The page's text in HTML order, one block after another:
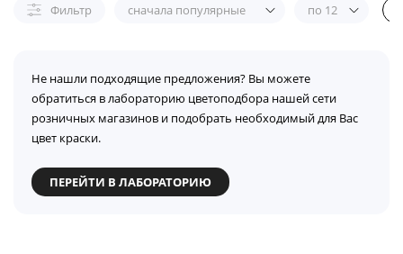
Фильтр сначала популярные по 12
Не нашли подходящие предложения? Вы можете
обратиться в лабораторию цветоподбора нашей сети
розничных магазинов и подобрать необходимый для Вас
цвет краски.
ПЕРЕЙТИ В ЛАБОРАТОРИЮ